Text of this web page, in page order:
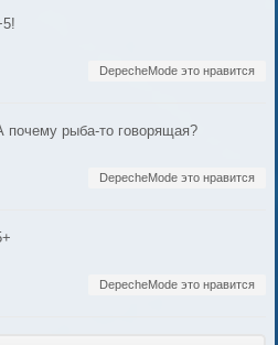
DepecheMode это нравится
почему рыба-то говорящая?
DepecheMode это нравится
DepecheMode это нравится